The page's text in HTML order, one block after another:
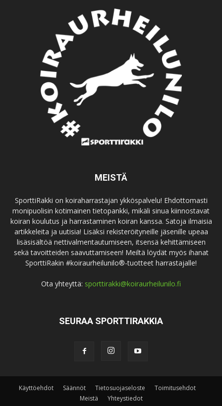
MEISTÄ
SporttiRakki on koiraharrastajan ykköspalvelu! Ehdottomasti
monipuolisin kotimainen tietopankki, mikäli sinua kiinnostavat
koiran koulutus ja harrastaminen koiran kanssa. Satoja ilmaisia
artikkeleita ja uutisia! Lisäksi rekisteröityneille jäsenille upeaa
lisäsisältöä nettivalmentautumiseen, itsensä kehittämiseen
sekä tavoitteiden saavuttamiseen! Meiltä löydät myös ihanat
SporttiRakin #koiraurheilunilo®-tuotteet harrastajalle!
Ota yhteyttä: sporttirakki@koiraurheilunilo.fi
SEURAA SPORTTIRAKKIA
Käyttöehdot Säännöt Tietosuojaseloste
Toimitusehdot
Meistä
Yhteystiedot